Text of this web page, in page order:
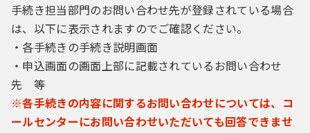
手続き担当部門のお問い合わせ先が登録されている場合
は、以下に表示されますのでご確認ください。
・各手続きの手続き説明画面
・申込画面の画面上部に記載されているお問い合わせ
先 等
※各手続きの内容に関するお問い合わせについては、コ
ールセンターにお問い合わせいただいても回答できませ